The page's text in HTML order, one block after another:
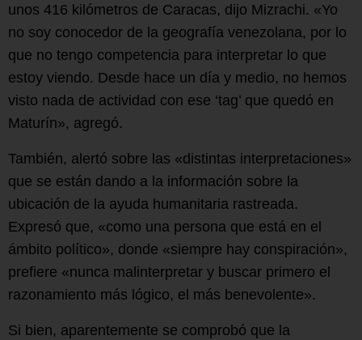
unos 416 kilómetros de Caracas, dijo Mizrachi. «Yo
no soy conocedor de la geografía venezolana, por lo
que no tengo competencia para interpretar lo que
estoy viendo. Desde hace un día y medio, no hemos
visto nada de actividad con ese ‘tag’ que quedó en
Maturín», agregó.
También, alertó sobre las «distintas interpretaciones»
que se están dando a la información sobre la
ubicación de la ayuda humanitaria rastreada.
Expresó que, «como una persona que está en el
ámbito político», donde «siempre hay conspiración»,
prefiere «nunca malinterpretar y buscar primero el
razonamiento más lógico, el más benevolente».
Si bien, aparentemente se comprobó que la